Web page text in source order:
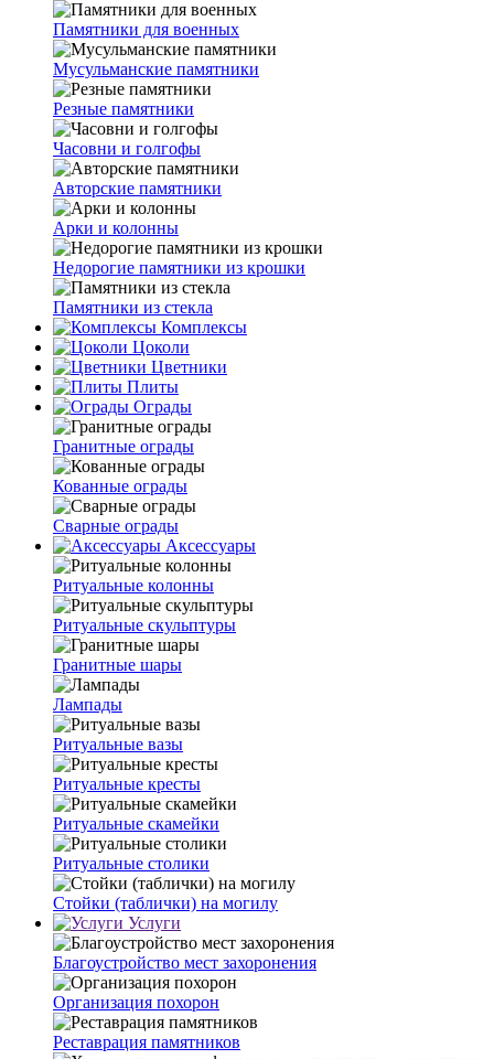
Памятники для военных
Мусульманские памятники
Резные памятники
Часовни и голгофы
Авторские памятники
Арки и колонны
Недорогие памятники из крошки
Памятники из стекла
Комплексы
Цоколи
Цветники
Плиты
Ограды
Гранитные ограды
Кованные ограды
Сварные ограды
Аксессуары
Ритуальные колонны
Ритуальные скульптуры
Гранитные шары
Лампады
Ритуальные вазы
Ритуальные кресты
Ритуальные скамейки
Ритуальные столики
Стойки (таблички) на могилу
Услуги
Благоустройство мест захоронения
Организация похорон
Реставрация памятников